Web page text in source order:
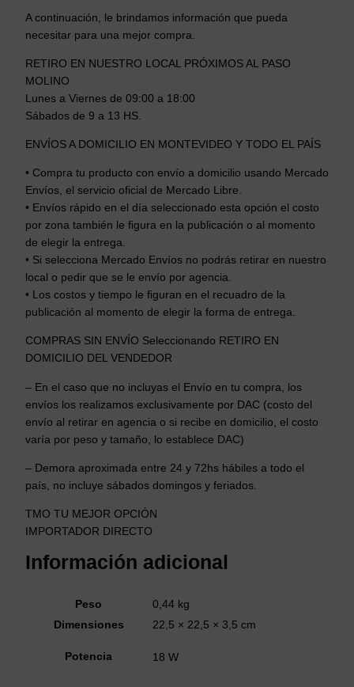
A continuación, le brindamos información que pueda
necesitar para una mejor compra.
RETIRO EN NUESTRO LOCAL PRÓXIMOS AL PASO
MOLINO
Lunes a Viernes de 09:00 a 18:00
Sábados de 9 a 13 HS.
ENVÍOS A DOMICILIO EN MONTEVIDEO Y TODO EL PAÍS
• Compra tu producto con envío a domicilio usando Mercado
Envíos, el servicio oficial de Mercado Libre.
• Envíos rápido en el día seleccionado esta opción el costo
por zona también le figura en la publicación o al momento
de elegir la entrega.
• Si selecciona Mercado Envíos no podrás retirar en nuestro
local o pedir que se le envío por agencia.
• Los costos y tiempo le figuran en el recuadro de la
publicación al momento de elegir la forma de entrega.
COMPRAS SIN ENVÍO Seleccionando RETIRO EN
DOMICILIO DEL VENDEDOR
– En el caso que no incluyas el Envío en tu compra, los
envíos los realizamos exclusivamente por DAC (costo del
envío al retirar en agencia o si recibe en domicilio, el costo
varía por peso y tamaño, lo establece DAC)
– Demora aproximada entre 24 y 72hs hábiles a todo el
país, no incluye sábados domingos y feriados.
TMO TU MEJOR OPCIÓN
IMPORTADOR DIRECTO
Información adicional
Peso
0,44 kg
Dimensiones
22,5 × 22,5 × 3,5 cm
Potencia 18 W